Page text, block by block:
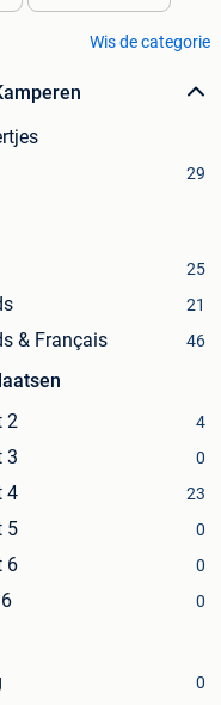
Wis de categorie
29
25
21
& Français 46
2
4
3 0
4 23
5 0
6 0
0
0